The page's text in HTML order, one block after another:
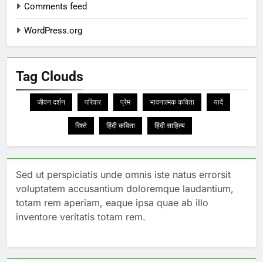
Comments feed
WordPress.org
Tag Clouds
जीवन दर्शन परिवार प्रेम भावनात्मक कविता यादें
रिश्ते हिंदी कविता हिंदी साहित्य
Sed ut perspiciatis unde omnis iste natus errorsit
voluptatem accusantium doloremque laudantium,
totam rem aperiam, eaque ipsa quae ab illo
inventore veritatis totam rem.